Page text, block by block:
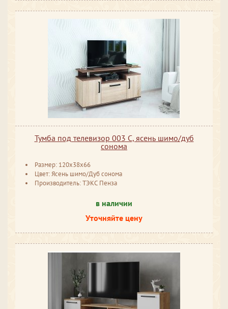
Тумба под телевизор 003 С, ясень шимо/дуб
сонома
Размер: 120x38x66
Цвет: Ясень шимо/Дуб сонома
Производитель: ТЭКС Пенза
в наличии
Уточняйте цену